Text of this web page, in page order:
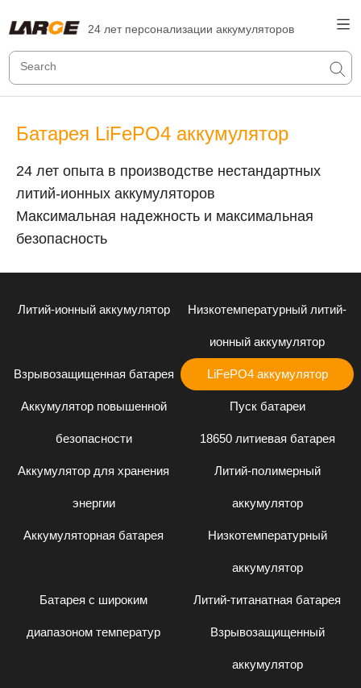
24 лет персонализации аккумуляторов
Батарея LiFePO4 аккумулятор
24 лет опыта в производстве нестандартных
литий-ионных аккумуляторов
Максимальная надежность и максимальная
безопасность
Литий-ионный аккумулятор Низкотемпературный литий-
ионный аккумулятор
Взрывозащищенная батарея LiFePO4 аккумулятор
Аккумулятор повышенной
безопасности
Пуск батареи
18650 литиевая батарея
Аккумулятор для хранения
энергии
Литий-полимерный
аккумулятор
Аккумуляторная батарея Низкотемпературный
аккумулятор
Батарея с широким
диапазоном температур
Литий-титанатная батарея
Взрывозащищенный
аккумулятор